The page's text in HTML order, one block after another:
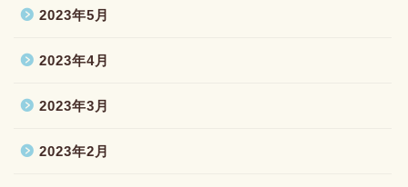
2023年5月
2023年4月
2023年3月
2023年2月